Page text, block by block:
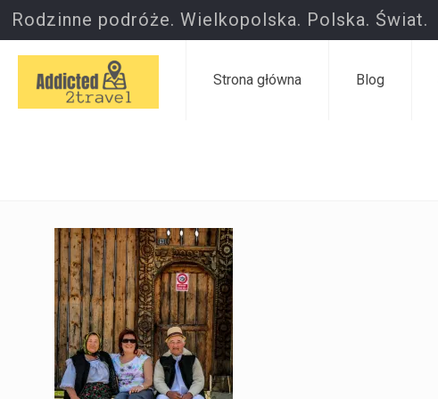
Rodzinne podróże. Wielkopolska. Polska. Świat.
Strona główna Blog